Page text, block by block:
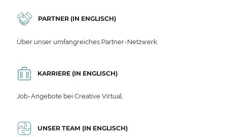
PARTNER (IN ENGLISCH)
Über unser umfangreiches Partner-Netzwerk.
KARRIERE (IN ENGLISCH)
Job-Angebote bei Creative Virtual.
UNSER TEAM (IN ENGLISCH)